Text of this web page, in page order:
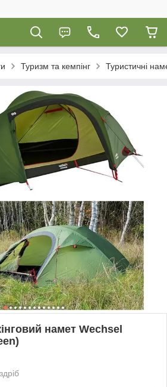
Туризм та кемпінг Туристичні
намет Wechsel